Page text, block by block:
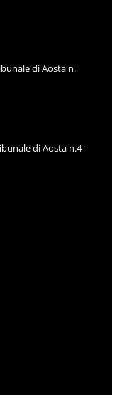
di Aosta n.
di Aosta n.4